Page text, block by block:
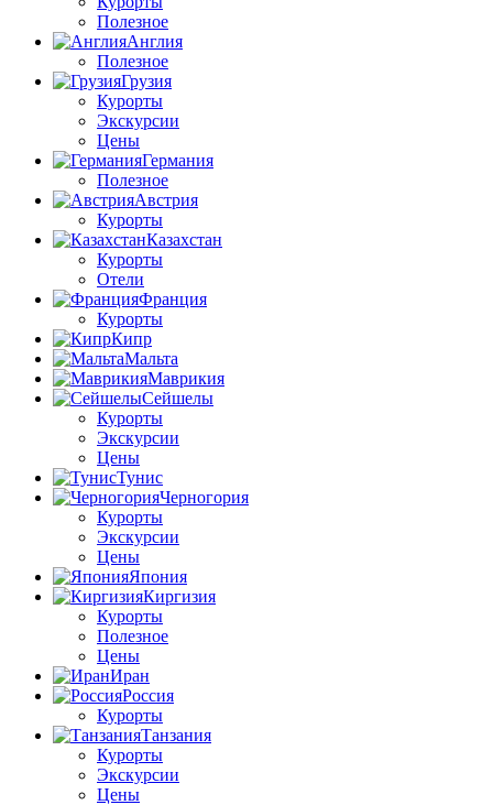
Полезное
Англия
Полезное
Грузия
Курорты
Экскурсии
Цены
Германия
Полезное
Австрия
Курорты
Казахстан
Курорты
Отели
Франция
Курорты
Кипр
Мальта
Маврикия
Сейшелы
Курорты
Экскурсии
Цены
Тунис
Черногория
Курорты
Экскурсии
Цены
Япония
Киргизия
Курорты
Полезное
Цены
Иран
Россия
Курорты
Танзания
Курорты
Экскурсии
Цены